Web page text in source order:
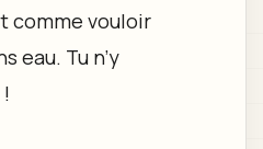
comme vouloir
eau. Tu n’y